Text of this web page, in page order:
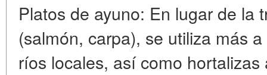
Platos de ayuno: En lugar de la
(salmón, carpa), se utiliza más
ríos locales, así como